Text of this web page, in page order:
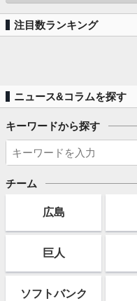
注目数ランキング
ニュース&コラムを探す
キーワードから探す
チーム
広島
巨人
ソフトバンク